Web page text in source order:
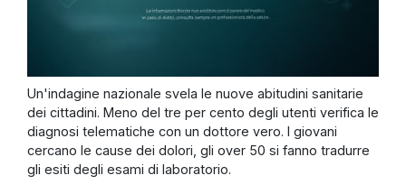
Un'indagine nazionale svela le nuove abitudini sanitarie
dei cittadini. Meno del tre per cento degli utenti verifica le
diagnosi telematiche con un dottore vero. I giovani
cercano le cause dei dolori, gli over 50 si fanno tradurre
gli esiti degli esami di laboratorio.